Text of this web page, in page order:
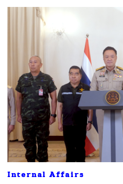
Internal Affairs